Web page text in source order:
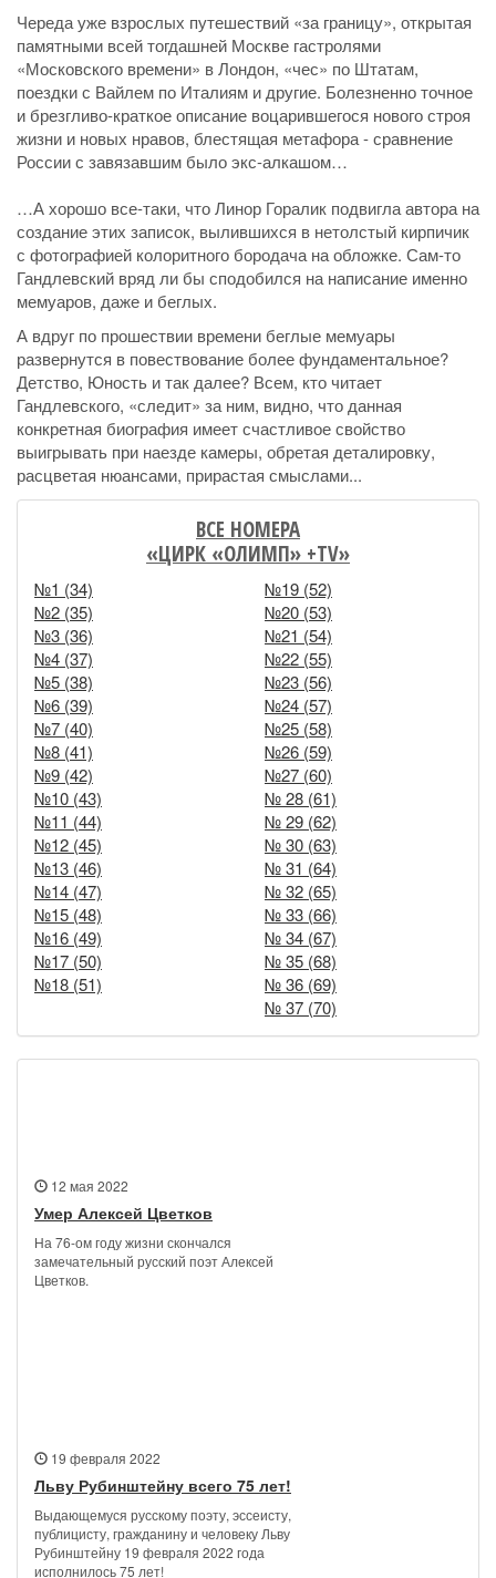
Череда уже взрослых путешествий «за границу», открытая
памятными всей тогдашней Москве гастролями
«Московского времени» в Лондон, «чес» по Штатам,
поездки с Вайлем по Италиям и другие. Болезненно точное
и брезгливо-краткое описание воцарившегося нового строя
жизни и новых нравов, блестящая метафора - сравнение
России с завязавшим было экс-алкашом…
…А хорошо все-таки, что Линор Горалик подвигла автора на
создание этих записок, вылившихся в нетолстый кирпичик
с фотографией колоритного бородача на обложке. Сам-то
Гандлевский вряд ли бы сподобился на написание именно
мемуаров, даже и беглых.
А вдруг по прошествии времени беглые мемуары
развернутся в повествование более фундаментальное?
Детство, Юность и так далее? Всем, кто читает
Гандлевского, «следит» за ним, видно, что данная
конкретная биография имеет счастливое свойство
выигрывать при наезде камеры, обретая деталировку,
расцветая нюансами, прирастая смыслами...
ВСЕ НОМЕРА
«ЦИРК «ОЛИМП» +TV»
№1 (34)
№2 (35)
№3 (36)
№4 (37)
№5 (38)
№6 (39)
№7 (40)
№8 (41)
№9 (42)
№10 (43)
№11 (44)
№12 (45)
№13 (46)
№14 (47)
№15 (48)
№16 (49)
№17 (50)
№18 (51)
№19 (52)
№20 (53)
№21 (54)
№22 (55)
№23 (56)
№24 (57)
№25 (58)
№26 (59)
№27 (60)
№ 28 (61)
№ 29 (62)
№ 30 (63)
№ 31 (64)
№ 32 (65)
№ 33 (66)
№ 34 (67)
№ 35 (68)
№ 36 (69)
№ 37 (70)
12 мая 2022
Умер Алексей Цветков
На 76-ом году жизни скончался
замечательный русский поэт Алексей
Цветков.
19 февраля 2022
Льву Рубинштейну всего 75 лет!
Выдающемуся русскому поэту, эссеисту,
публицисту, гражданину и человеку Льву
Рубинштейну 19 февраля 2022 года
исполнилось 75 лет!